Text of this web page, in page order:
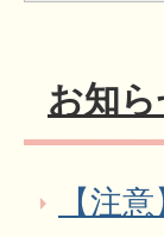
お知
【注